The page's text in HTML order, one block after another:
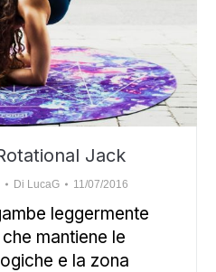
Jack
Di LucaG 11/07/2016
leggermente
mantiene le
e la zona